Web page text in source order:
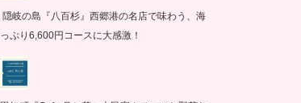
隠岐の島『八百杉』西郷港の名店で味わう、海
ぷり6,600円コースに大感激！